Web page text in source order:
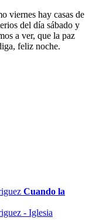
viernes hay casas de
del día sábado y
a ver, que la paz
feliz noche.
Cuando la